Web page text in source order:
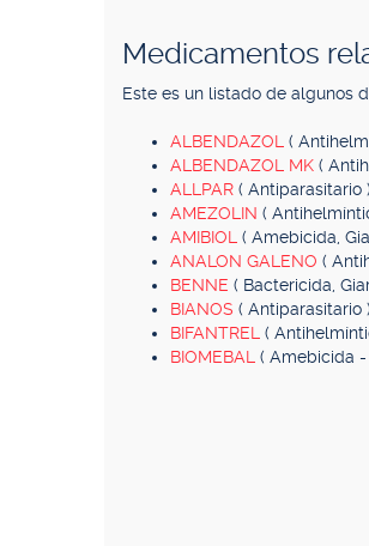
Medicamentos
Este es un listado de algunos
ALBENDAZOL (
ALBENDAZOL MK (
ALLPAR ( Antiparasitario
AMEZOLIN (
AMIBIOL ( Amebicida,
ANALON GALENO (
BENNE ( Bactericida,
BIANOS ( Antiparasitario
BIFANTREL (
BIOMEBAL ( Amebicida